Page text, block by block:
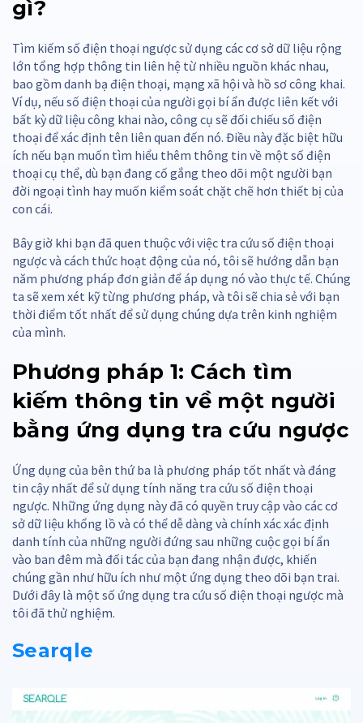
gì?
Tìm kiếm số điện thoại ngược sử dụng các cơ sở dữ liệu rộng
lớn tổng hợp thông tin liên hệ từ nhiều nguồn khác nhau,
bao gồm danh bạ điện thoại, mạng xã hội và hồ sơ công khai.
Ví dụ, nếu số điện thoại của người gọi bí ẩn được liên kết với
bất kỳ dữ liệu công khai nào, công cụ sẽ đối chiếu số điện
thoại để xác định tên liên quan đến nó. Điều này đặc biệt hữu
ích nếu bạn muốn tìm hiểu thêm thông tin về một số điện
thoại cụ thể, dù bạn đang cố gắng theo dõi một người bạn
đời ngoại tình hay muốn kiểm soát chặt chẽ hơn thiết bị của
con cái.
Bây giờ khi bạn đã quen thuộc với việc tra cứu số điện thoại
ngược và cách thức hoạt động của nó, tôi sẽ hướng dẫn bạn
năm phương pháp đơn giản để áp dụng nó vào thực tế. Chúng
ta sẽ xem xét kỹ từng phương pháp, và tôi sẽ chia sẻ với bạn
thời điểm tốt nhất để sử dụng chúng dựa trên kinh nghiệm
của mình.
Phương pháp 1: Cách tìm
kiếm thông tin về một người
bằng ứng dụng tra cứu ngược
Ứng dụng của bên thứ ba là phương pháp tốt nhất và đáng
tin cậy nhất để sử dụng tính năng tra cứu số điện thoại
ngược. Những ứng dụng này đã có quyền truy cập vào các cơ
sở dữ liệu khổng lồ và có thể dễ dàng và chính xác xác định
danh tính của những người đứng sau những cuộc gọi bí ẩn
vào ban đêm mà đối tác của bạn đang nhận được, khiến
chúng gần như hữu ích như một ứng dụng theo dõi bạn trai.
Dưới đây là một số ứng dụng tra cứu số điện thoại ngược mà
tôi đã thử nghiệm.
Searqle